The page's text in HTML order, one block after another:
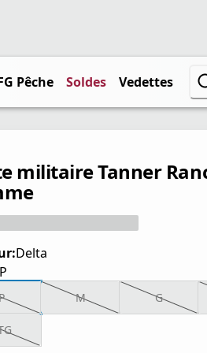
Pêche Soldes Vedettes
militaire Tanner
Delta
P
M G